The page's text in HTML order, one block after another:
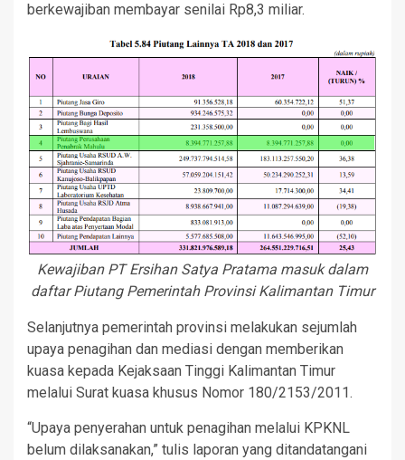
berkewajiban membayar senilai Rp8,3 miliar.
Kewajiban PT Ersihan Satya Pratama masuk dalam
daftar Piutang Pemerintah Provinsi Kalimantan Timur
Selanjutnya pemerintah provinsi melakukan sejumlah
upaya penagihan dan mediasi dengan memberikan
kuasa kepada Kejaksaan Tinggi Kalimantan Timur
melalui Surat kuasa khusus Nomor 180/2153/2011.
“Upaya penyerahan untuk penagihan melalui KPKNL
belum dilaksanakan,” tulis laporan yang ditandatangani